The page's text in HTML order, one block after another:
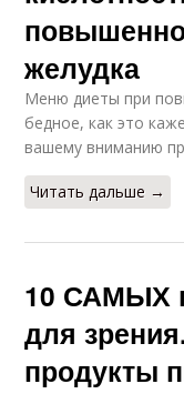
желудка
Меню диеты при
бедное, как это
вашему вниманию
Читать дальше →
10 САМЫХ
для
продукты